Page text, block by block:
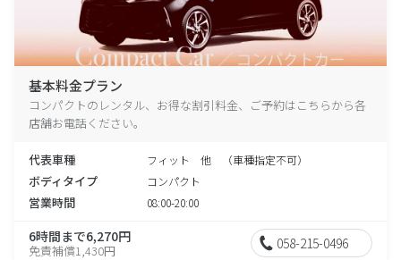
基本料金プラン
コンパクトのレンタル、お得な割引料金、ご予約はこちらから各
店舗お電話ください。
代表車種 フィット 他 （車種指定不可）
ボディタイプ コンパクト
営業時間 08:00-20:00
6時間まで6,270円
免責補償1,430円 058-215-0496